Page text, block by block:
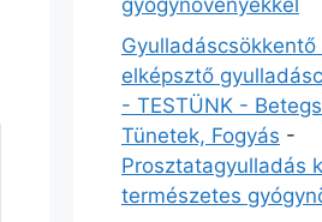
gyógynövényekkel
Gyulladáscsökkentő
elképsztő
- TESTÜNK -
Tünetek, Fogyás -
Prosztatagyulladás
természetes